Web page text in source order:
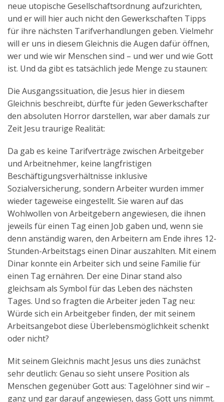
neue utopische Gesellschaftsordnung aufzurichten,
und er will hier auch nicht den Gewerkschaften Tipps
für ihre nächsten Tarifverhandlungen geben. Vielmehr
will er uns in diesem Gleichnis die Augen dafür öffnen,
wer und wie wir Menschen sind – und wer und wie Gott
ist. Und da gibt es tatsächlich jede Menge zu staunen:
Die Ausgangssituation, die Jesus hier in diesem
Gleichnis beschreibt, dürfte für jeden Gewerkschafter
den absoluten Horror darstellen, war aber damals zur
Zeit Jesu traurige Realität:
Da gab es keine Tarifverträge zwischen Arbeitgeber
und Arbeitnehmer, keine langfristigen
Beschäftigungsverhältnisse inklusive
Sozialversicherung, sondern Arbeiter wurden immer
wieder tageweise eingestellt. Sie waren auf das
Wohlwollen von Arbeitgebern angewiesen, die ihnen
jeweils für einen Tag einen Job gaben und, wenn sie
denn anständig waren, den Arbeitern am Ende ihres 12-
Stunden-Arbeitstags einen Dinar auszahlten. Mit einem
Dinar konnte ein Arbeiter sich und seine Familie für
einen Tag ernähren. Der eine Dinar stand also
gleichsam als Symbol für das Leben des nächsten
Tages. Und so fragten die Arbeiter jeden Tag neu:
Würde sich ein Arbeitgeber finden, der mit seinem
Arbeitsangebot diese Überlebensmöglichkeit schenkt
oder nicht?
Mit seinem Gleichnis macht Jesus uns dies zunächst
sehr deutlich: Genau so sieht unsere Position als
Menschen gegenüber Gott aus: Tagelöhner sind wir –
ganz und gar darauf angewiesen, dass Gott uns nimmt.